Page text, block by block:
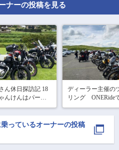
ナーの投稿を見る
ん休日探訪記 18
んけんはパーが
ONE RIDE 2025
日（日）今日は、
ディーラー主催の
リング　ONERide
蘇方面ウロウロし
た。
乗っているオーナーの投稿